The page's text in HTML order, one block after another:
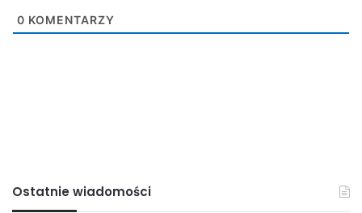
0 KOMENTARZY
Ostatnie wiadomości